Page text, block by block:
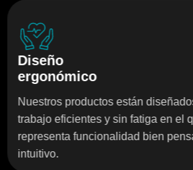
están diseñados para flujos de
y sin fatiga en el quirófano. Inspital
bien pensada y manejo